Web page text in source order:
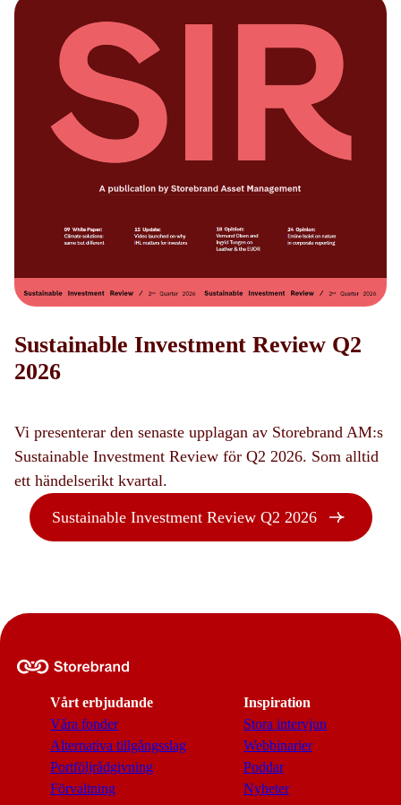
Sustainable Investment Review Q2
2026
Vi presenterar den senaste upplagan av Storebrand AM:s
Sustainable Investment Review för Q2 2026. Som alltid
ett händelserikt kvartal.
Sustainable Investment Review Q2 2026
Vårt erbjudande
Våra fonder
Alternativa tillgångsslag
Portföljrådgivning
Förvaltning
Inspiration
Stora intervjun
Webbinarier
Poddar
Nyheter